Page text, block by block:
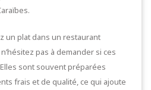
un plat dans un restaurant
pas à demander si ces
sont souvent préparées
frais et de qualité, ce qui ajoute